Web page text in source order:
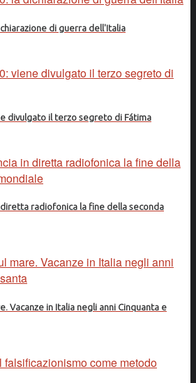
di guerra dell'Italia
divulgato il terzo segreto di Fátima
radiofonica la fine della seconda
Vacanze in Italia negli anni Cinquanta e